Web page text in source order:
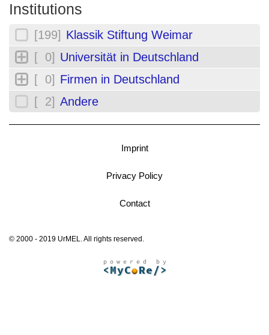
Institutions
[199] Klassik Stiftung Weimar
[ 0] Universität in Deutschland
[ 0] Firmen in Deutschland
[ 2] Andere
Imprint
Privacy Policy
Contact
© 2000 - 2019 UrMEL. All rights reserved.